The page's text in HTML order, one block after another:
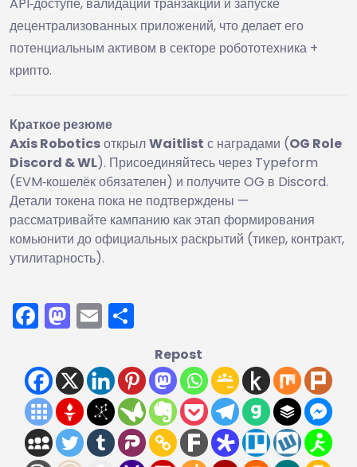
децентрализованных приложений, что делает его
потенциальным активом в секторе робототехника +
крипто.
Краткое резюме
Axis RoboticsоткрылWaitlist с наградами (OG Role
Discord & WL). Присоединяйтесь через Typeform
(EVM‑кошелёк обязателен) и получите OG в Discord.
Детали токена пока не подтверждены —
рассматривайте кампанию как этап формирования
комьюнити до официальных раскрытий (тикер, контракт,
утилитарность).
Facebook
Mastodon
Email
Repost